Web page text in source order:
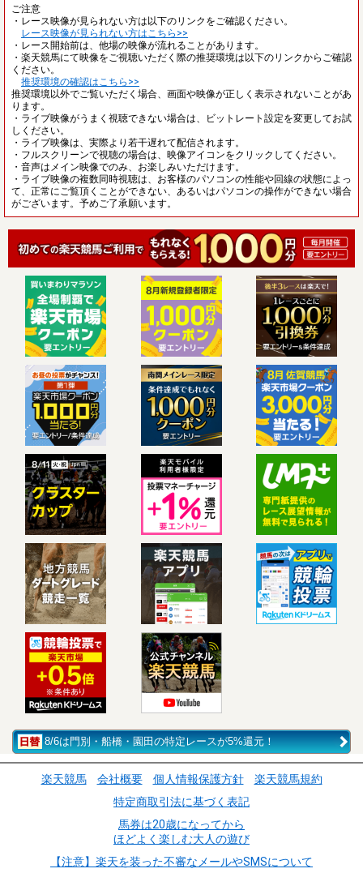
ご注意
・レース映像が見られない方は以下のリンクをご確認ください。
レース映像が見られない方はこちら>>
・レース開始前は、他場の映像が流れることがあります。
・楽天競馬にて映像をご視聴いただく際の推奨環境は以下のリンクからご確認
ください。
推奨環境の確認はこちら>>
推奨環境以外でご覧いただく場合、画面や映像が正しく表示されないことがあ
ります。
・ライブ映像がうまく視聴できない場合は、ビットレート設定を変更してお試
しください。
・ライブ映像は、実際より若干遅れて配信されます。
・フルスクリーンで視聴の場合は、映像アイコンをクリックしてください。
・音声はメイン映像でのみ、お楽しみいただけます。
・ライブ映像の複数同時視聴は、お客様のパソコンの性能や回線の状態によっ
て、正常にご覧頂くことができない、あるいはパソコンの操作ができない場合
がございます。予めご了承願います。
8/6は門別・船橋・園田の特定レースが5%還元！
楽天競馬 会社概要 個人情報保護方針
楽天競馬規約
特定商取引法に基づく表記
馬券は20歳になってから
ほどよく楽しむ大人の遊び
【注意】楽天を装った不審なメールやSMSについて